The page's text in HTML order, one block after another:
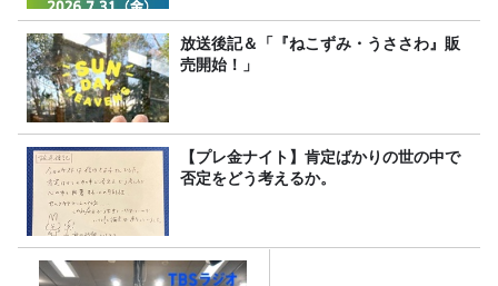
放送後記＆「『ねこずみ・うささわ』販
売開始！」
【プレ金ナイト】肯定ばかりの世の中で
否定をどう考えるか。